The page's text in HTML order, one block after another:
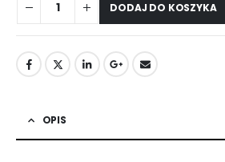
DODAJ DO KOSZYKA
OPIS